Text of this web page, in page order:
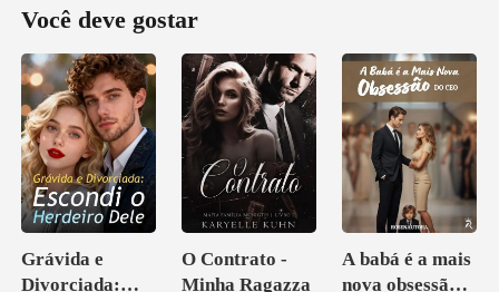
Você deve gostar
Grávida e
Divorciada:
O Contrato -
Minha Ragazza
A babá é a mais
nova obsessão